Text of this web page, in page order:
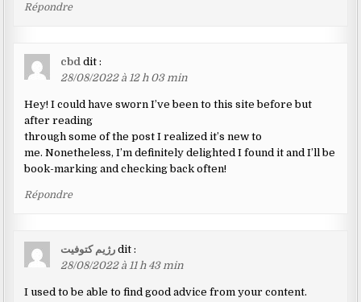
Répondre
cbd dit :
28/08/2022 à 12 h 03 min
Hey! I could have sworn I’ve been to this site before but
after reading
through some of the post I realized it’s new to
me. Nonetheless, I’m definitely delighted I found it and I’ll be
book-marking and checking back often!
Répondre
رژیم کتوفیت dit :
28/08/2022 à 11 h 43 min
I used to be able to find good advice from your content.